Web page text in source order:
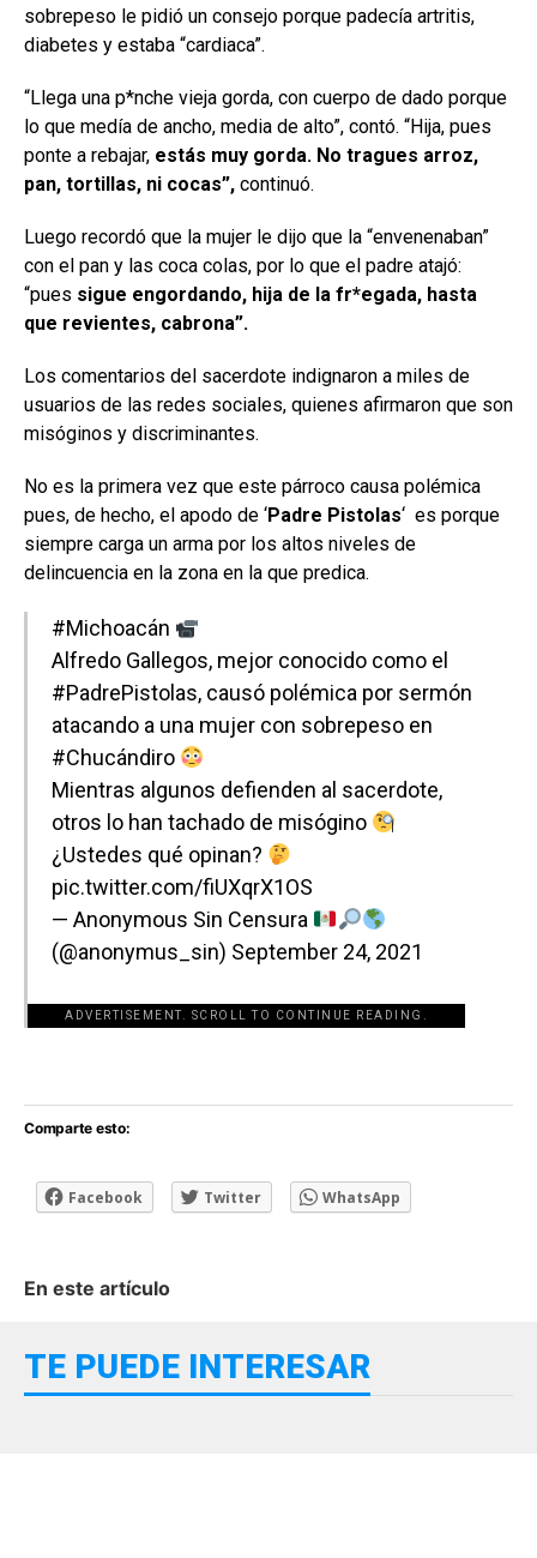
sobrepeso le pidió un consejo porque padecía artritis,
diabetes y estaba “cardiaca”.
“Llega una p*nche vieja gorda, con cuerpo de dado porque
lo que medía de ancho, media de alto”, contó. “Hija, pues
ponte a rebajar, estás muy gorda. No tragues arroz,
pan, tortillas, ni cocas”, continuó.
Luego recordó que la mujer le dijo que la “envenenaban”
con el pan y las coca colas, por lo que el padre atajó:
“pues sigue engordando, hija de la fr*egada, hasta
que revientes, cabrona”.
Los comentarios del sacerdote indignaron a miles de
usuarios de las redes sociales, quienes afirmaron que son
misóginos y discriminantes.
No es la primera vez que este párroco causa polémica
pues, de hecho, el apodo de ‘Padre Pistolas‘ es porque
siempre carga un arma por los altos niveles de
delincuencia en la zona en la que predica.
#Michoacán
Alfredo Gallegos, mejor conocido como el
#PadrePistolas, causó polémica por sermón
atacando a una mujer con sobrepeso en
#Chucándiro
Mientras algunos defienden al sacerdote,
otros lo han tachado de misógino
¿Ustedes qué opinan?
pic.twitter.com/fiUXqrX1OS
— Anonymous Sin Censura
(@anonymus_sin) September 24, 2021
ADVERTISEMENT. SCROLL TO CONTINUE READING.
[adsforwp id="243463"]
Comparte esto:
Facebook Twitter WhatsApp
En este artículo
TE PUEDE INTERESAR